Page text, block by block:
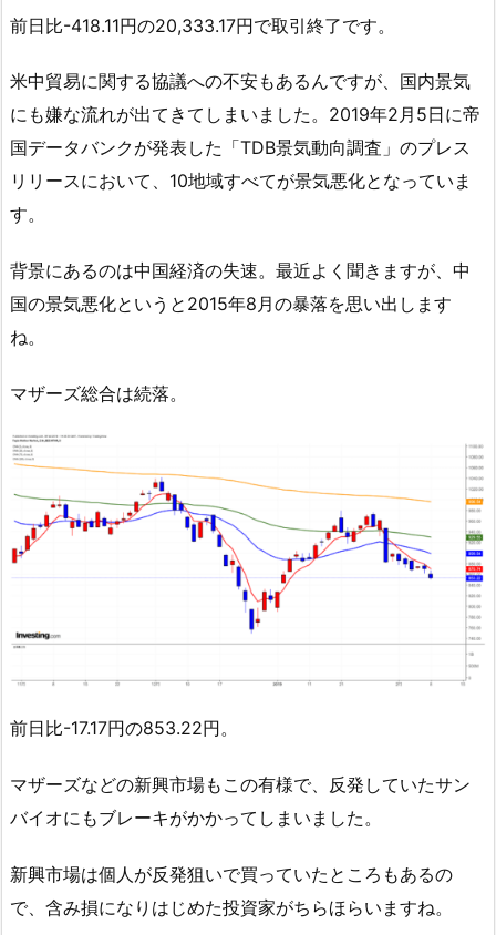
前日比-418.11円の20,333.17円で取引終了です。
米中貿易に関する協議への不安もあるんですが、国内景気
にも嫌な流れが出てきてしまいました。2019年2月5日に帝
国データバンクが発表した「TDB景気動向調査」のプレス
リリースにおいて、10地域すべてが景気悪化となっていま
す。
背景にあるのは中国経済の失速。最近よく聞きますが、中
国の景気悪化というと2015年8月の暴落を思い出します
ね。
マザーズ総合は続落。
前日比-17.17円の853.22円。
マザーズなどの新興市場もこの有様で、反発していたサン
バイオにもブレーキがかかってしまいました。
新興市場は個人が反発狙いで買っていたところもあるの
で、含み損になりはじめた投資家がちらほらいますね。